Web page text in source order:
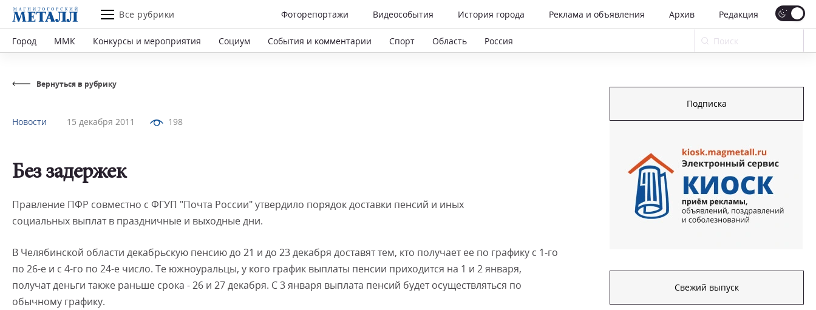
Все рубрики Фоторепортажи Видеособытия История города Реклама и объявления Архив Редакция
Город ММК Конкурсы и мероприятия Социум События и комментарии Спорт Область Россия
Вернуться в рубрику
Новости 15 декабря 2011 198
Без задержек
Правление ПФР совместно с ФГУП "Почта России" утвердило порядок доставки пенсий и иных
социальных выплат в праздничные и выходные дни.
В Челябинской области декабрьскую пенсию до 21 и до 23 декабря доставят тем, кто получает ее по графику с 1-го
по 26-е и с 4-го по 24-е число. Те южноуральцы, у кого график выплаты пенсии приходится на 1 и 2 января,
получат деньги также раньше срока - 26 и 27 декабря. С 3 января выплата пенсий будет осуществляться по
обычному графику.
Подписка
Свежий выпуск